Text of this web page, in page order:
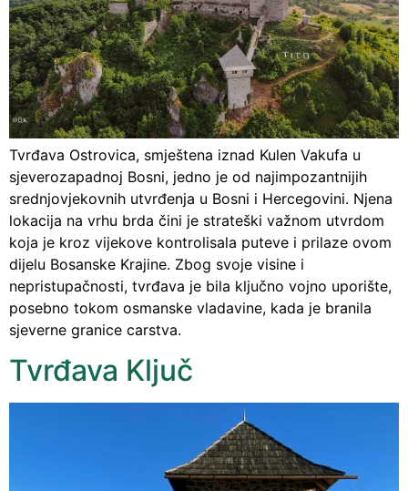
Tvrđava Ostrovica, smještena iznad Kulen Vakufa u
sjeverozapadnoj Bosni, jedno je od najimpozantnijih
srednjovjekovnih utvrđenja u Bosni i Hercegovini. Njena
lokacija na vrhu brda čini je strateški važnom utvrdom
koja je kroz vijekove kontrolisala puteve i prilaze ovom
dijelu Bosanske Krajine. Zbog svoje visine i
nepristupačnosti, tvrđava je bila ključno vojno uporište,
posebno tokom osmanske vladavine, kada je branila
sjeverne granice carstva.
Tvrđava Ključ